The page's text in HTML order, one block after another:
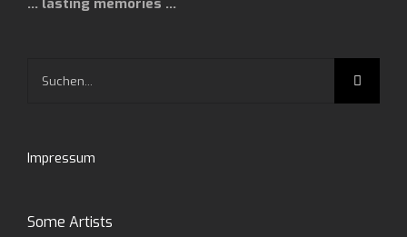
… lasting memories …
Impressum
Some Artists